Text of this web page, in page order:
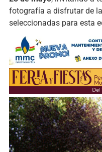
fotografía a disfrutar de
seleccionadas para esta